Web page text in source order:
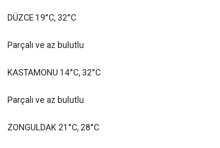
DÜZCE 19°C, 32°C
Parçalı ve az bulutlu
KASTAMONU 14°C, 32°C
Parçalı ve az bulutlu
ZONGULDAK 21°C, 28°C